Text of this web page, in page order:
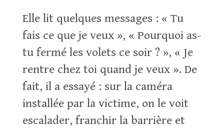
Elle lit quelques messages : « Tu
fais ce que je veux », « Pourquoi as-
tu fermé les volets ce soir ? », « Je
rentre chez toi quand je veux ». De
fait, il a essayé : sur la caméra
installée par la victime, on le voit
escalader, franchir la barrière et